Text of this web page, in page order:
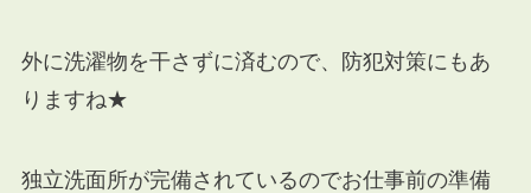
外に洗濯物を干さずに済むので、防犯対策にもあ
りますね★
独立洗面所が完備されているのでお仕事前の準備